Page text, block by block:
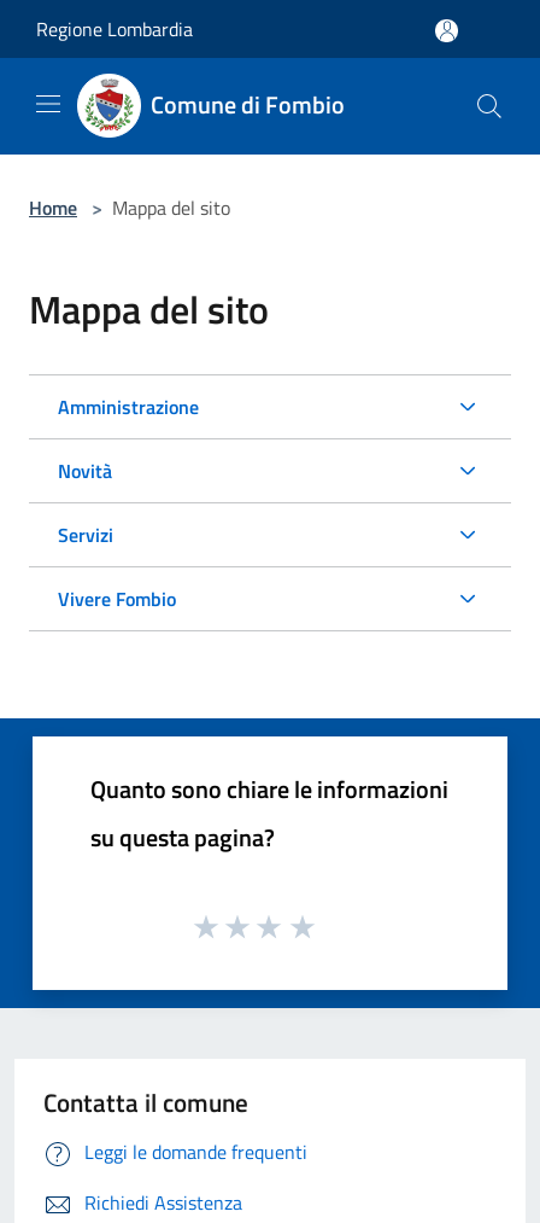
Regione Lombardia
Comune di Fombio
Home > Mappa del sito
Mappa del sito
Amministrazione
Novità
Servizi
Vivere Fombio
Quanto sono chiare le informazioni
su questa pagina?
Contatta il comune
Leggi le domande frequenti
Richiedi Assistenza